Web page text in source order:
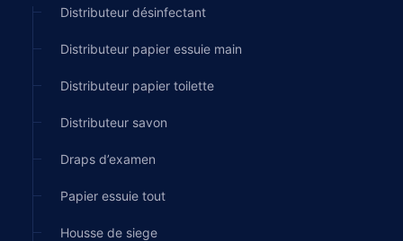
Distributeur désinfectant
Distributeur papier essuie main
Distributeur papier toilette
Distributeur savon
Draps d’examen
Papier essuie tout
Housse de siege